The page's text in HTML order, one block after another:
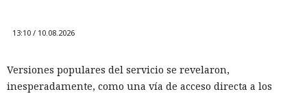
13:10 / 10.08.2026
Versiones populares del servicio se revelaron,
inesperadamente, como una vía de acceso directa a los